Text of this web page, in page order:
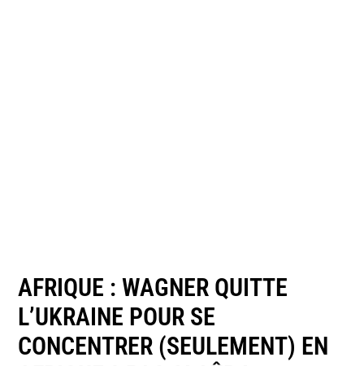
AFRIQUE : WAGNER QUITTE
L’UKRAINE POUR SE
CONCENTRER (SEULEMENT) EN